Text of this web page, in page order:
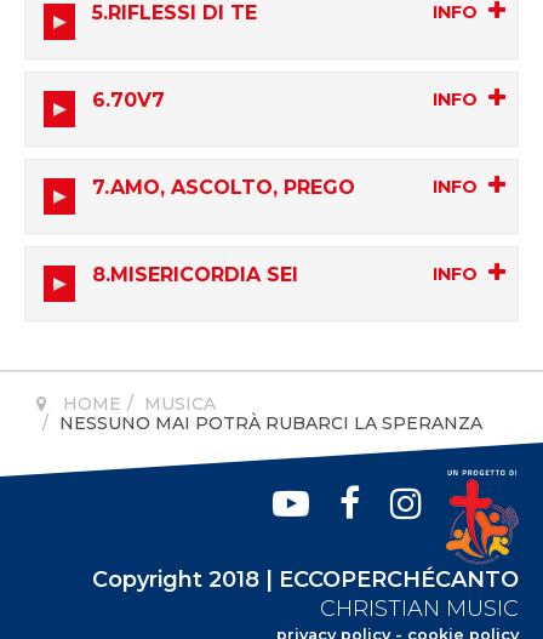
5.RIFLESSI DI TE
6.70V7
7.AMO, ASCOLTO, PREGO
8.MISERICORDIA SEI
HOME
MUSICA
NESSUNO MAI POTRÀ RUBARCI LA SPERANZA
Copyright 2018 | ECCOPERCHÉCANTO
CHRISTIAN MUSIC
privacy policy- cookie policy